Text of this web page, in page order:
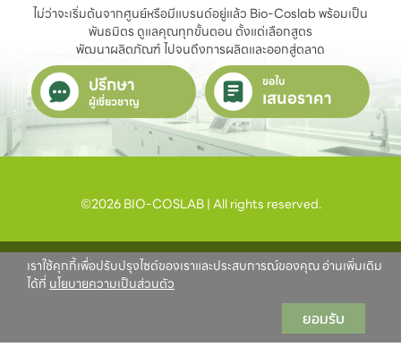
ไม่ว่าจะเริ่มต้นจากศูนย์หรือมีแบรนด์อยู่แล้ว Bio-Coslab พร้อมเป็น
พันธมิตร ดูแลคุณทุกขั้นตอน ตั้งแต่เลือกสูตร
พัฒนาผลิตภัณฑ์ ไปจนถึงการผลิตและออกสู่ตลาด
ปรึกษา
ผู้เชี่ยวชาญ
ขอใบ
เสนอราคา
©2026 BIO-COSLAB | All rights reserved.
เราใช้คุกกี้เพื่อปรับปรุงไซต์ของเราและประสบการณ์ของคุณ อ่านเพิ่มเติม
ได้ที่ นโยบายความเป็นส่วนตัว
ยอมรับ